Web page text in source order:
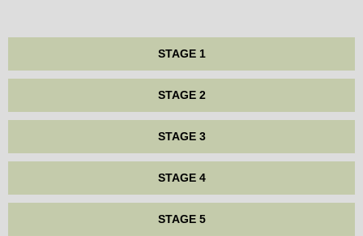
STAGE 1
STAGE 2
STAGE 3
STAGE 4
STAGE 5